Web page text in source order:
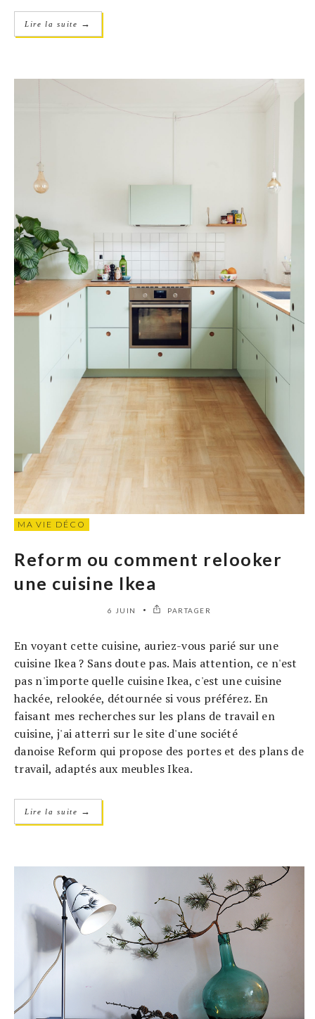
Lire la suite →
MA VIE DÉCO
Reform ou comment relooker
une cuisine Ikea
6 JUIN PARTAGER
En voyant cette cuisine, auriez-vous parié sur une
cuisine Ikea ? Sans doute pas. Mais attention, ce n'est
pas n'importe quelle cuisine Ikea, c'est une cuisine
hackée, relookée, détournée si vous préférez. En
faisant mes recherches sur les plans de travail en
cuisine, j'ai atterri sur le site d'une société
danoise Reform qui propose des portes et des plans de
travail, adaptés aux meubles Ikea.
Lire la suite →